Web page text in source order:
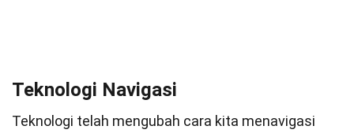
Teknologi Navigasi
Teknologi telah mengubah cara kita menavigasi